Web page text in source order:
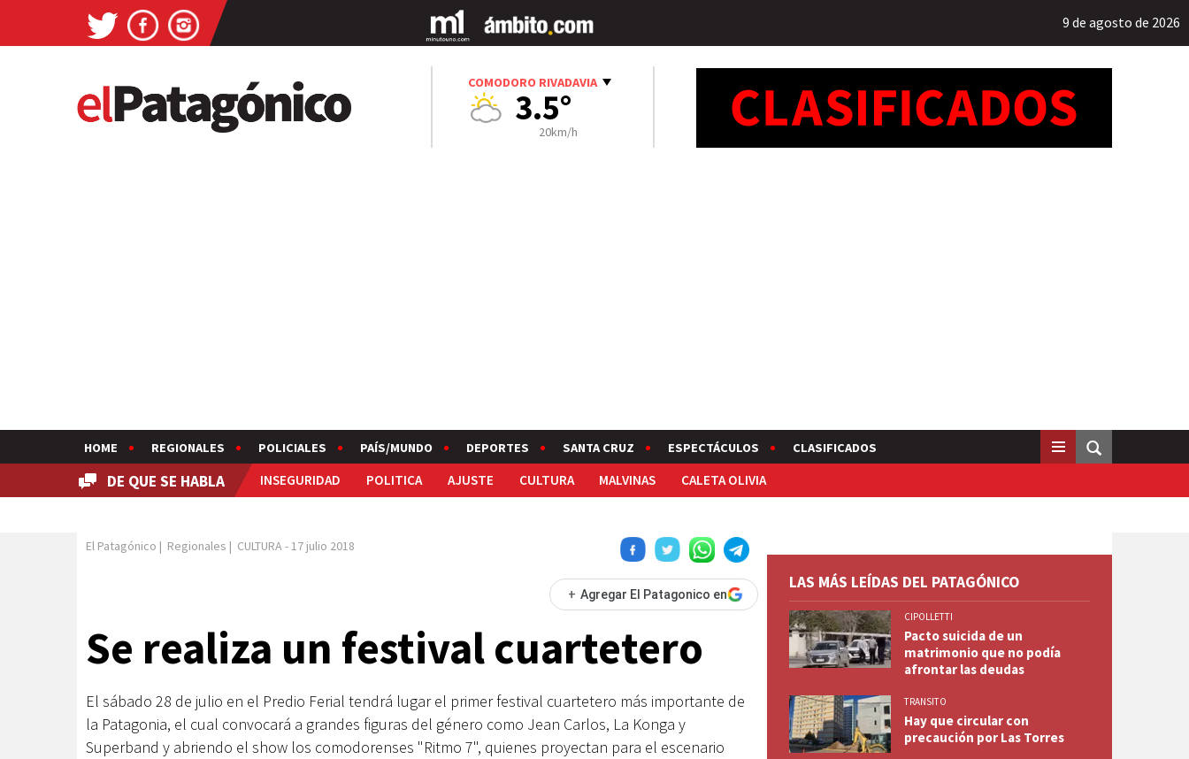
9 de agosto de 2026
COMODORO RIVADAVIA
3.5°
20km/h
HOME REGIONALES POLICIALES PAÍS/MUNDO DEPORTES SANTA CRUZ ESPECTÁCULOS CLASIFICADOS
DE QUE SE HABLA INSEGURIDAD POLITICA AJUSTE CULTURA MALVINAS CALETA OLIVIA
El Patagónico | Regionales | CULTURA- 17 julio 2018
+ Agregar El Patagonico en
Se realiza un festival cuartetero
El sábado 28 de julio en el Predio Ferial tendrá lugar el primer festival cuartetero más importante de
la Patagonia, el cual convocará a grandes figuras del género como Jean Carlos, La Konga y
Superband y abriendo el show los comodorenses "Ritmo 7", quienes proyectan para el escenario
LAS MÁS LEÍDAS DEL PATAGÓNICO
CIPOLLETTI
Pacto suicida de un
matrimonio que no podía
afrontar las deudas
TRANSITO
Hay que circular con
precaución por Las Torres